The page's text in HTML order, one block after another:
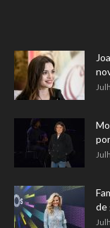
de